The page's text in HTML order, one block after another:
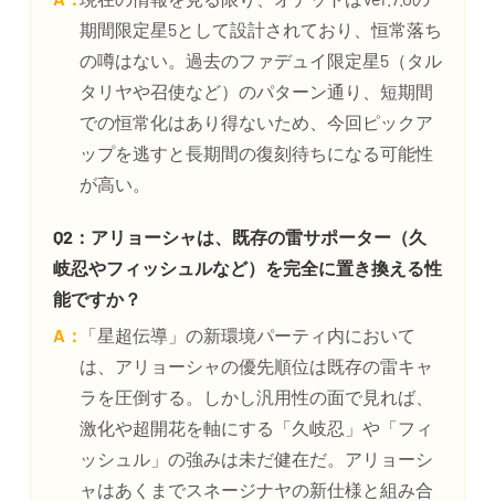
期間限定星5として設計されており、恒常落ち
の噂はない。過去のファデュイ限定星5（タル
タリヤや召使など）のパターン通り、短期間
での恒常化はあり得ないため、今回ピックア
ップを逃すと長期間の復刻待ちになる可能性
が高い。
Q2：アリョーシャは、既存の雷サポーター（久
岐忍やフィッシュルなど）を完全に置き換える性
能ですか？
A：
「星超伝導」の新環境パーティ内において
は、アリョーシャの優先順位は既存の雷キャ
ラを圧倒する。しかし汎用性の面で見れば、
激化や超開花を軸にする「久岐忍」や「フィ
ッシュル」の強みは未だ健在だ。アリョーシ
ャはあくまでスネージナヤの新仕様と組み合